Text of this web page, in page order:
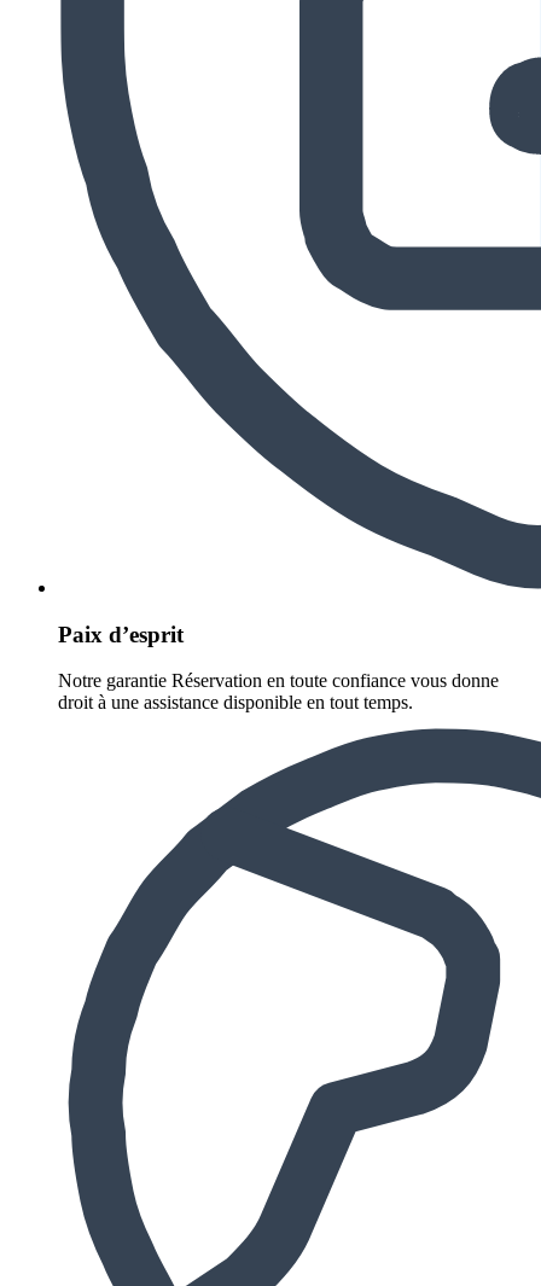
Paix d’esprit
Notre garantie Réservation en toute confiance vous donne
droit à une assistance disponible en tout temps.